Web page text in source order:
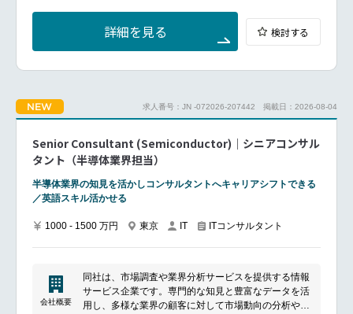
衝、開発チーム連携を通じて、Software-Defined
Vehicle（SDV）実現に貢献していただきます。
■具体的な業務内容
各チームと連携し要件整理・AI導入計画の策定
RAG/GRAG/CRAGの開発
■ 所属部署について
日本の主要自動車メーカー向けに技術革新を推進する
組織です。
AI定義車の未来を実現する取り組みに注力していま
グローバル×ローカルのハイブリッド体制で、英日バ
ト参画が可能です。
■プロジェクト概要
詳細を見る 検討する
NEW 求人番号：JN -072026-207442 掲載日：2026-08-04
Senior Consultant (Semiconductor)｜シニアコンサル
タント（半導体業界担当）
半導体業界の知見を活かしコンサルタントへキャリアシフトできる
／英語スキル活かせる
1000 - 1500 万円 東京 IT ITコンサルタント
会社概要
同社は、市場調査や業界分析サービスを提供する情報
サービス企業です。専門的な知見と豊富なデータを活
用し、多様な業界の顧客に対して市場動向の分析や意